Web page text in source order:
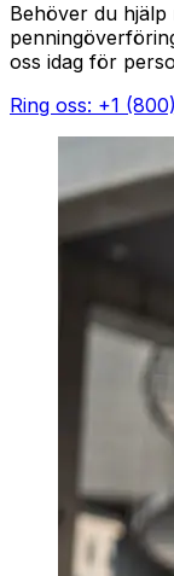
Behöver du hjälp
oss idag för
Ring oss: +1